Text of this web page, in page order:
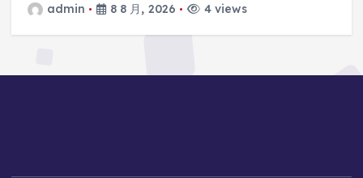
admin 8 8 月, 2026 2 views